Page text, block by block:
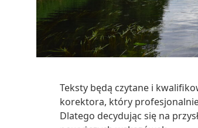
Teksty będą czytane i
korektora, który
Dlatego decydując się na